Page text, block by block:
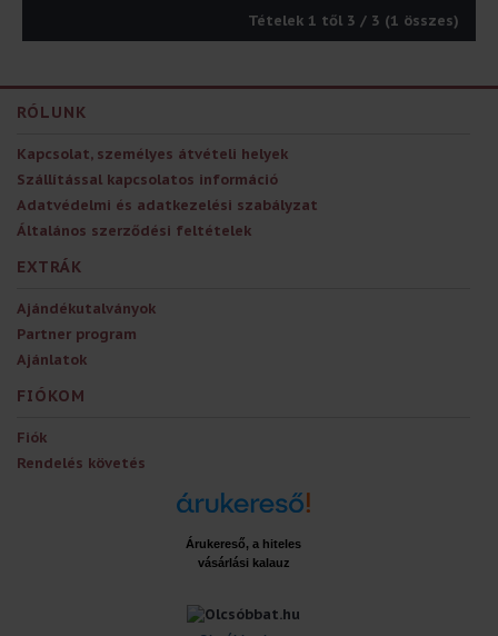
Tételek 1 től 3 / 3 (1 összes)
RÓLUNK
Kapcsolat, személyes átvételi helyek
Szállítással kapcsolatos információ
Adatvédelmi és adatkezelési szabályzat
Általános szerződési feltételek
EXTRÁK
Ajándékutalványok
Partner program
Ajánlatok
FIÓKOM
Fiók
Rendelés követés
Árukereső, a hiteles
vásárlási kalauz